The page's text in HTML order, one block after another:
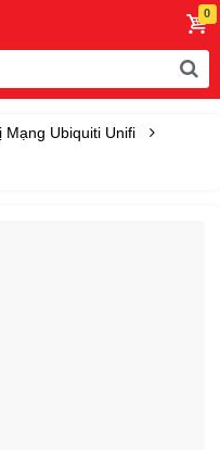
Mạng Ubiquiti Unifi